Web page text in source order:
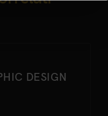
DESIGN